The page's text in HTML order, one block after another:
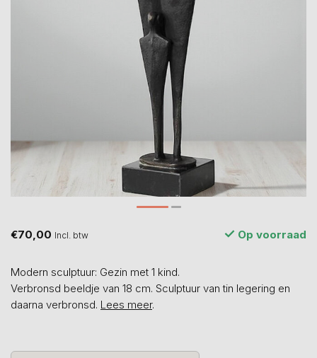
€70,00 Incl. btw Op voorraad
Modern sculptuur: Gezin met 1 kind.
Verbronsd beeldje van 18 cm. Sculptuur van tin legering en
daarna verbronsd. Lees meer.